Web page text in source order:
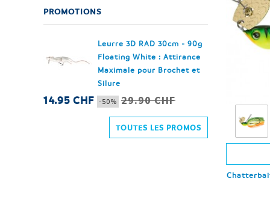
PROMOTIONS
Leurre 3D RAD 30cm - 90g
Floating White : Attirance
Maximale pour Brochet et
Silure
14.95 CHF -50% 29.90 CHF
TOUTES LES PROMOS